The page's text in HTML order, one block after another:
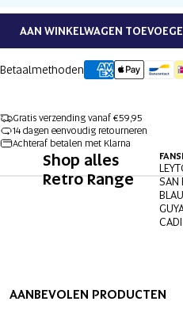
Shop alles
Retro Range
SAN
IN
IN
IN
IN
AAN WINKELWAGEN
Betaalmethoden
Gratis verzending vanaf €59,95
14 dagen eenvoudig retourneren
Achteraf betalen met Klarna
AANBEVOLEN PRODUCTEN